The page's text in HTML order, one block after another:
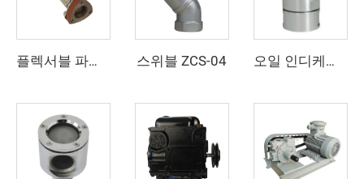
플렉서블 파이프 ZCFP-01 스위블 ZCS-04 오일 인디케이터 ZCI-02